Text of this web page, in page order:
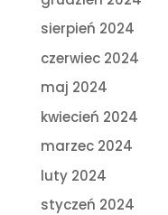
sierpień 2024
czerwiec 2024
maj 2024
kwiecień 2024
marzec 2024
luty 2024
styczeń 2024